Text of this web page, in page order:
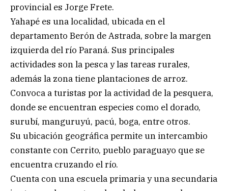
provincial es Jorge Frete.
Yahapé es una localidad, ubicada en el
departamento Berón de Astrada, sobre la margen
izquierda del río Paraná. Sus principales
actividades son la pesca y las tareas rurales,
además la zona tiene plantaciones de arroz.
Convoca a turistas por la actividad de la pesquera,
donde se encuentran especies como el dorado,
surubí, manguruyú, pacú, boga, entre otros.
Su ubicación geográfica permite un intercambio
constante con Cerrito, pueblo paraguayo que se
encuentra cruzando el río.
Cuenta con una escuela primaria y una secundaria